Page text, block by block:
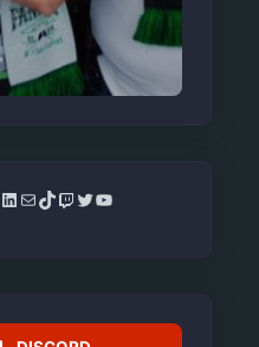
LinkedIn
MailTikTok
Twitch
Twitter
YouTube